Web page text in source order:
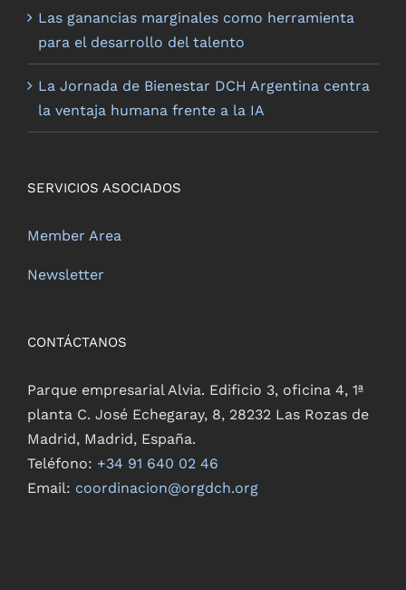
Las ganancias marginales como herramienta
para el desarrollo del talento
La Jornada de Bienestar DCH Argentina centra
la ventaja humana frente a la IA
SERVICIOS ASOCIADOS
Member Area
Newsletter
CONTÁCTANOS
Parque empresarial Alvia. Edificio 3, oficina 4, 1ª
planta C. José Echegaray, 8, 28232 Las Rozas de
Madrid, Madrid, España.
Teléfono: +34 91 640 02 46
Email: coordinacion@orgdch.org